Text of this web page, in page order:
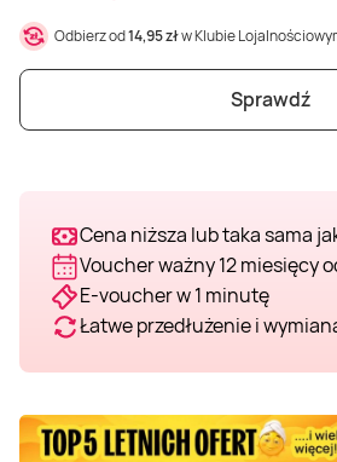
Odbierz od14,95 złw Klubie
Sprawdź
Cena niższa lub taka sama
Voucher ważny 12 miesięcy
E-voucher w 1 minutę
Łatwe przedłużenie i